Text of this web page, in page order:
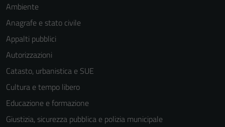
Ambiente
Anagrafe e stato civile
Appalti pubblici
Autorizzazioni
Catasto, urbanistica e SUE
Cultura e tempo libero
Educazione e formazione
Giustizia, sicurezza pubblica e polizia municipale